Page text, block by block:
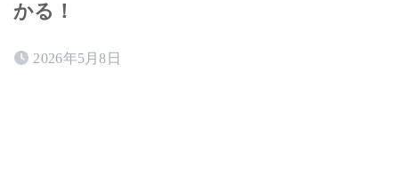
かる！
2026年5月8日